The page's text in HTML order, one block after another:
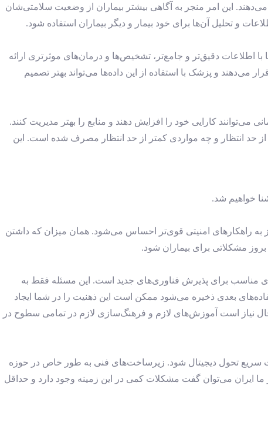
این امر منجر به آگاهی بیشتر بیماران از وضعیت سلامتی‌شان
و تحلیل آن‌ها برای خود بیمار و دیگر بیماران استفاده شود.
اطلاعات دقیق‌تر و جامع‌تر، تشخیص‌ها و درمان‌های موثرتری ارائه
می‌دهند و پزشک با استفاده از این داده‌ها می‌تواند بهتر تصمیم
می‌توانند کارایی خود را افزایش دهند و منابع را بهتر مدیریت کنند.
حد انتظار و چه مواردی کمتر از حد انتظار مصرف شده است. این
خواهیم شد.
به راهکارهای امنیتی قوی‌تر احساس می‌شود. همان میزان که داشتن
مشکلاتی برای بیماران شود.
مناسب برای پذیرش فناوری‌های جدید است. این مسئله فقط به
بعدی ذخیره می‌شود ممکن است این ذهنیت را در شما ایجاد
نیاز است آموزش‌های لازم و فرهنگ‌سازی لازم در تمامی سطوح در
سریع تحول دیجیتال شود. زیرساخت‌های فنی به طور خاص در حوزه
ایران می‌توان گفت مشکلات کمی در این زمینه وجود دارد و حداقل